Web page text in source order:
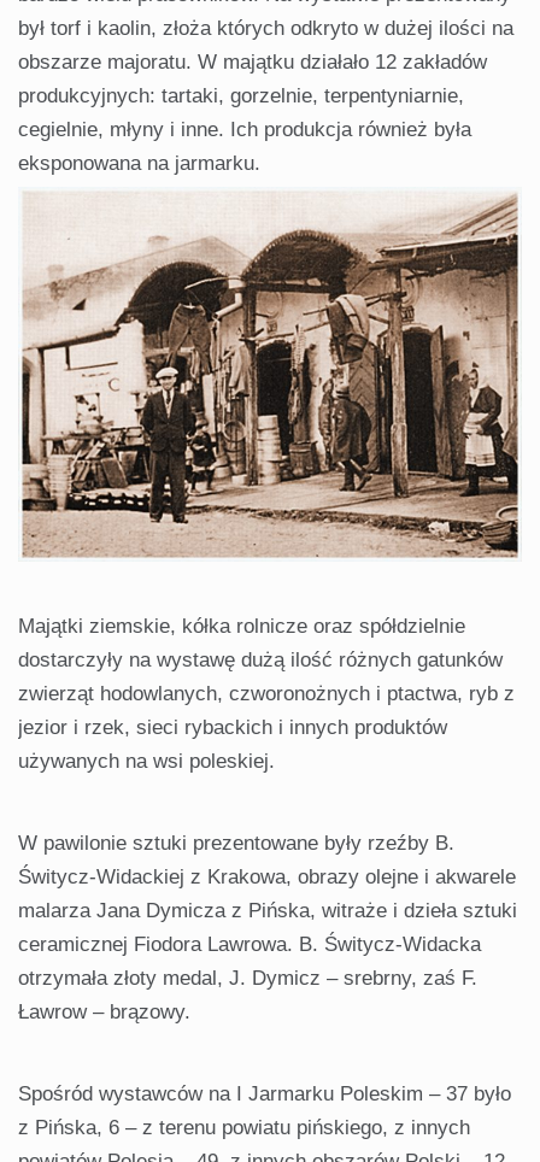
był torf i kaolin, złoża których odkryto w dużej ilości na
obszarze majoratu. W majątku działało 12 zakładów
produkcyjnych: tartaki, gorzelnie, terpentyniarnie,
cegielnie, młyny i inne. Ich produkcja również była
eksponowana na jarmarku.
Majątki ziemskie, kółka rolnicze oraz spółdzielnie
dostarczyły na wystawę dużą ilość różnych gatunków
zwierząt hodowlanych, czworonożnych i ptactwa, ryb z
jezior i rzek, sieci rybackich i innych produktów
używanych na wsi poleskiej.
W pawilonie sztuki prezentowane były rzeźby B.
Świtycz-Widackiej z Krakowa, obrazy olejne i akwarele
malarza Jana Dymicza z Pińska, witraże i dzieła sztuki
ceramicznej Fiodora Lawrowa. B. Świtycz-Widacka
otrzymała złoty medal, J. Dymicz – srebrny, zaś F.
Ławrow – brązowy.
Spośród wystawców na I Jarmarku Poleskim – 37 było
z Pińska, 6 – z terenu powiatu pińskiego, z innych